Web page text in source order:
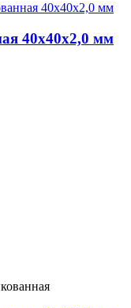
40x40x2,0 мм